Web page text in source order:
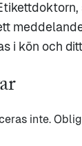
i kön och
inte.